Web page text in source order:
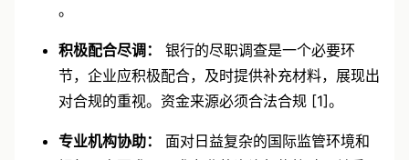
。
积极配合尽调：
银行的尽职调查是一个必要环
节，企业应积极配合，及时提供补充材料，展现出
对合规的重视。资金来源必须合法合规 [1]。
专业机构协助：
面对日益复杂的国际监管环境和